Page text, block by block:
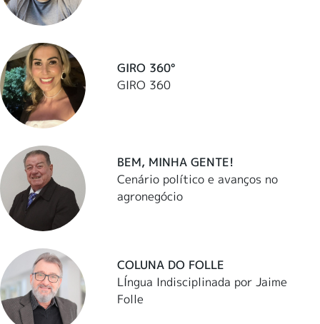
GIRO 360°
GIRO 360
BEM, MINHA GENTE!
Cenário político e avanços no
agronegócio
COLUNA DO FOLLE
LÍngua Indisciplinada por Jaime
Folle